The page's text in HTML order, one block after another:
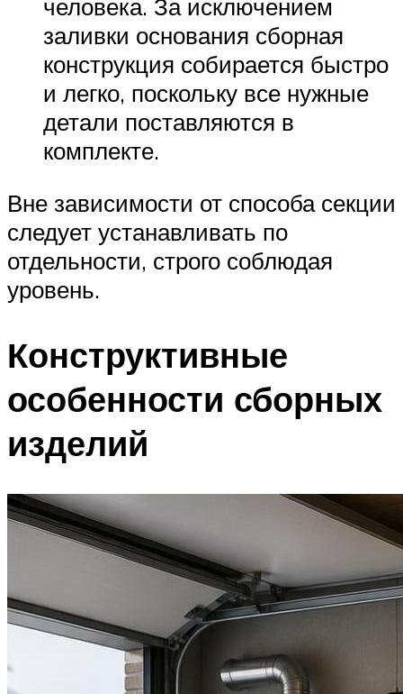
человека. За исключением
заливки основания сборная
конструкция собирается быстро
и легко, поскольку все нужные
детали поставляются в
комплекте.
Вне зависимости от способа секции
следует устанавливать по
отдельности, строго соблюдая
уровень.
Конструктивные
особенности сборных
изделий